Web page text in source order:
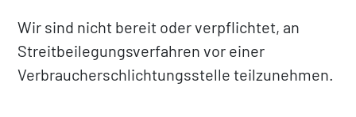
Wir sind nicht bereit oder verpflichtet, an
Streitbeilegungsverfahren vor einer
Verbraucherschlichtungsstelle teilzunehmen.